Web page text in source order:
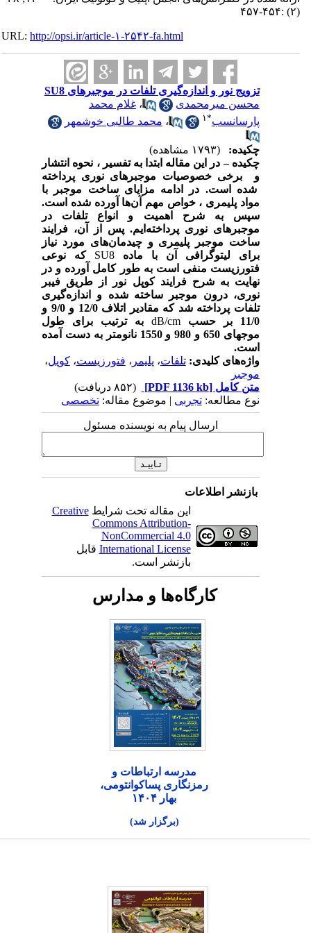
URL:http://opsi.ir/article-۱-۲۵۴۲-fa.html
تزویج نور و اندازه‌‌گیری تلفات در موجبرهای SU8
محسن میرمحمدی
،غلام محمد
پارسانسب
۱ ،محمد طالبی خوشمهر
چکیده:
چکیده– در این مقاله ابتدا به تفسیر ، نحوه انتشار
و برخی خصوصیات موجبرهای نوری پرداخته
شده است. در ادامه مزایای ساخت موجبر با
مواد پلیمری ، خواص مهم آن‌ها آورده شده است.
سپس به شرح اهمیت و انواع تلفات در
موجبرهای نوری پرداخته‌ایم. پس از آن، فرایند
ساخت موجبر پلیمری و چیدمان‌های مورد نیاز
برای لیتوگرافی آن با ماده SU8که نوعی
فتورزیست منفی است به طور کامل آورده و در
نهایت به شرح فرایند کوپل نور از طریق فیبر
نوری، درون موجبر ساخته شده و اندازه‌گیری
تلفات پرداخته شد که
مقادیر اتلاف 12/0 و 9/0 و
11/0 بر حسب
dB/cmبه ترتیب برای طول
موجهای 650 و 980 و 1550 نانومتر به دست آمده
است.
واژه‌های کلیدی:تلفات،پلیمر، فتورزیست،کوپل،
موجبر
متن کامل[PDF 1136 kb]
نوع مطالعه:تجربی| موضوع مقاله:تخصصی
ارسال پیام به نویسنده مسئول
بازنشر اطلاعات
این مقاله تحت شرایطCreative
Commons Attribution-
NonCommercial 4.0
International Licenseقابل
بازنشر است.
کارگاه‌ها و مدارس
مدرسه ارتباطات و
رمزنگاری پساکوانتومی،
بهار ۱۴۰۴
(برگزار شد)